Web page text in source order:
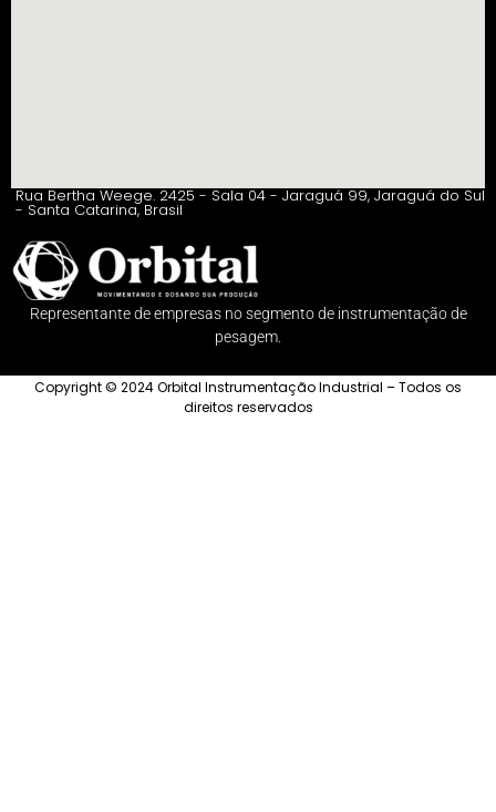
Rua Bertha Weege. 2425 - Sala 04 - Jaraguá 99, Jaraguá do Sul
- Santa Catarina, Brasil
Representante de empresas no segmento de instrumentação de
pesagem.
Copyright © 2024 Orbital Instrumentação Industrial – Todos os
direitos reservados